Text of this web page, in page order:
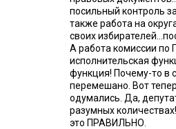
посильный контроль
также работа на
своих
А работа комиссии по
исполнительская
функция! Почему-то в
перемешано. Вот
одумались. Да,
разумных
это ПРАВИЛЬНО.